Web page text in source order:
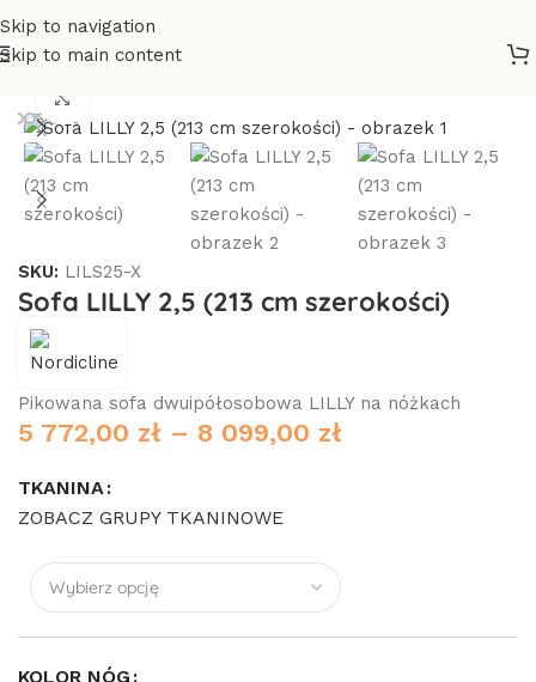
Skip to navigation
Skip to main content
SKU: LILS25-X
Sofa LILLY 2,5 (213 cm szerokości)
Pikowana sofa dwuipółosobowa LILLY na nóżkach
5 772,00 zł – 8 099,00 zł
TKANINA
ZOBACZ GRUPY TKANINOWE
KOLOR NÓG